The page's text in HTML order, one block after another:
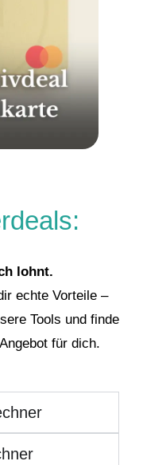
lohnt.
echte Vorteile –
Tools und finde
für dich.